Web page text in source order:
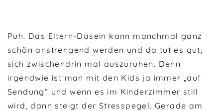
Puh. Das Eltern-Dasein kann manchmal ganz
schön anstrengend werden und da tut es gut,
sich zwischendrin mal auszuruhen. Denn
irgendwie ist man mit den Kids ja immer „auf
Sendung“ und wenn es im Kinderzimmer still
wird, dann steigt der Stresspegel. Gerade am